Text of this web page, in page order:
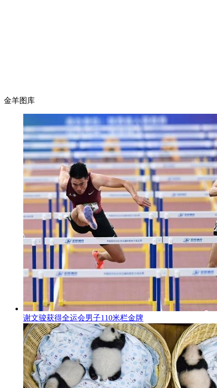
金羊图库
谢文骏获得全运会男子110米栏金牌